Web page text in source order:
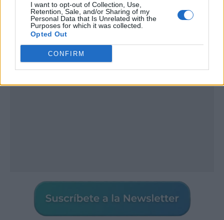
I want to opt-out of Collection, Use,
Retention, Sale, and/or Sharing of my
Personal Data that Is Unrelated with the
Purposes for which it was collected.
Opted Out
CONFIRM
Publicidad